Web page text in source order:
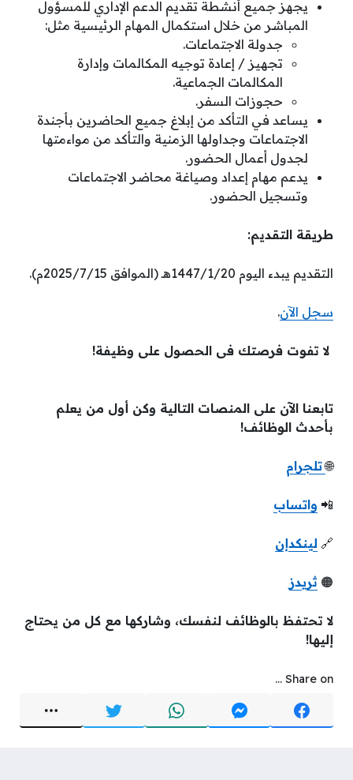
يجهز جميع أنشطة تقديم الدعم الإداري للمسؤول
المباشر من خلال استكمال المهام الرئيسية مثل:
جدولة الاجتماعات.
تجهيز / إعادة توجيه المكالمات وإدارة
المكالمات الجماعية.
حجوزات السفر.
يساعد في التأكد من إبلاغ جميع الحاضرين بأجندة
الاجتماعات وجداولها الزمنية والتأكد من مواءمتها
لجدول أعمال الحضور.
يدعم مهام إعداد وصياغة محاضر الاجتماعات
وتسجيل الحضور.
طريقة التقديم:
التقديم يبدء اليوم 1447/1/20هـ (الموافق 2025/7/15م).
سجل الآن.
لا تفوت فرصتك فى الحصول على وظيفة!
تابعنا الآن على المنصات التالية وكن أول من يعلم
بأحدث الوظائف!
🌐 تلجرام
📲 واتساب
🔗 لينكدإن
🟠 ثريدز
لا تحتفظ بالوظائف لنفسك، وشاركها مع كل من يحتاج
إليها!
Share on ...